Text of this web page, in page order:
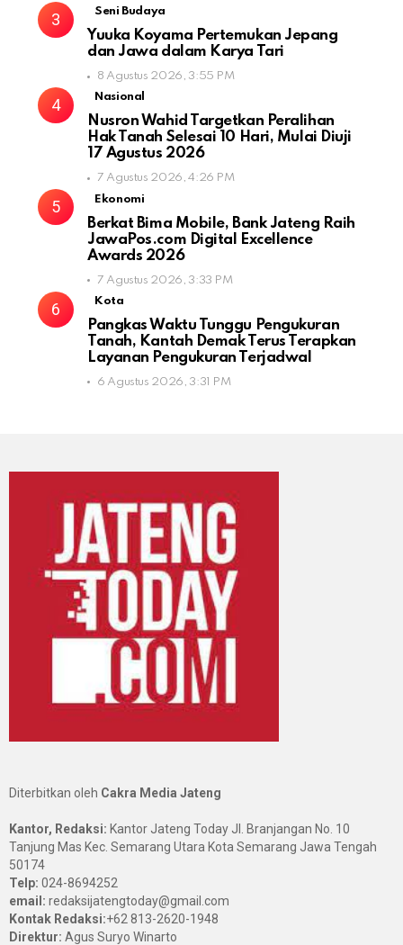
Seni Budaya
Yuuka Koyama Pertemukan Jepang
dan Jawa dalam Karya Tari
8 Agustus 2026, 3:55 PM
Nasional
Nusron Wahid Targetkan Peralihan
Hak Tanah Selesai 10 Hari, Mulai Diuji
17 Agustus 2026
7 Agustus 2026, 4:26 PM
Ekonomi
Berkat Bima Mobile, Bank Jateng Raih
JawaPos.com Digital Excellence
Awards 2026
7 Agustus 2026, 3:33 PM
Kota
Pangkas Waktu Tunggu Pengukuran
Tanah, Kantah Demak Terus Terapkan
Layanan Pengukuran Terjadwal
6 Agustus 2026, 3:31 PM
Diterbitkan oleh Cakra Media Jateng
Kantor, Redaksi: Kantor Jateng Today Jl. Branjangan No. 10
Tanjung Mas Kec. Semarang Utara Kota Semarang Jawa Tengah
50174
Telp: 024-8694252
email: redaksijatengtoday@gmail.com
Kontak Redaksi:+62 813-2620-1948
Direktur: Agus Suryo Winarto